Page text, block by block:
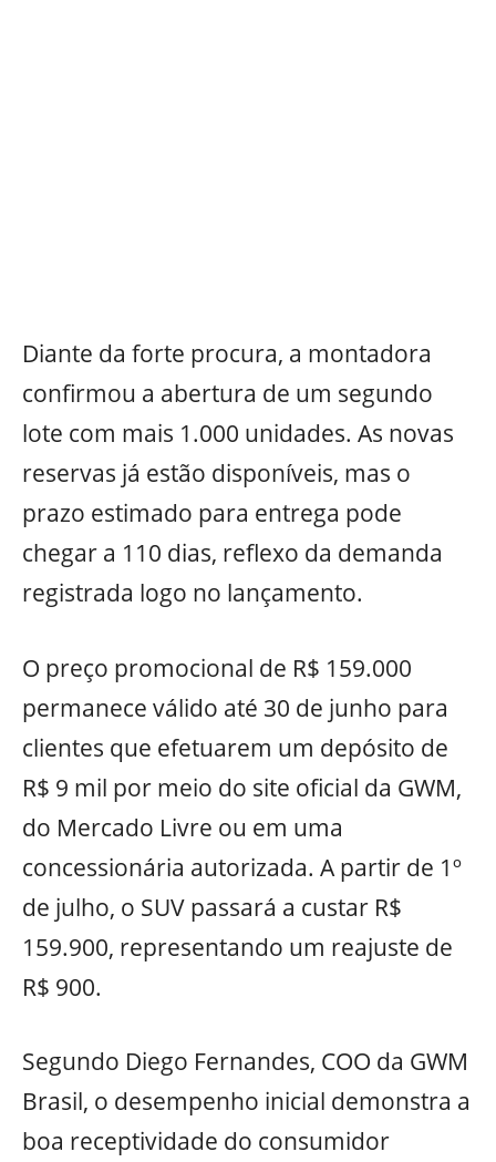
Diante da forte procura, a montadora
confirmou a abertura de um segundo
lote com mais 1.000 unidades. As novas
reservas já estão disponíveis, mas o
prazo estimado para entrega pode
chegar a 110 dias, reflexo da demanda
registrada logo no lançamento.
O preço promocional de R$ 159.000
permanece válido até 30 de junho para
clientes que efetuarem um depósito de
R$ 9 mil por meio do site oficial da GWM,
do Mercado Livre ou em uma
concessionária autorizada. A partir de 1º
de julho, o SUV passará a custar R$
159.900, representando um reajuste de
R$ 900.
Segundo Diego Fernandes, COO da GWM
Brasil, o desempenho inicial demonstra a
boa receptividade do consumidor